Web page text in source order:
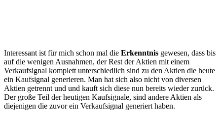
Interessant ist für mich schon mal die Erkenntnis gewesen, dass bis
auf die wenigen Ausnahmen, der Rest der Aktien mit einem
Verkaufsignal komplett unterschiedlich sind zu den Aktien die heute
ein Kaufsignal generieren. Man hat sich also nicht von diversen
Aktien getrennt und und kauft sich diese nun bereits wieder zurück.
Der große Teil der heutigen Kaufsignale, sind andere Aktien als
diejenigen die zuvor ein Verkaufsignal generiert haben.